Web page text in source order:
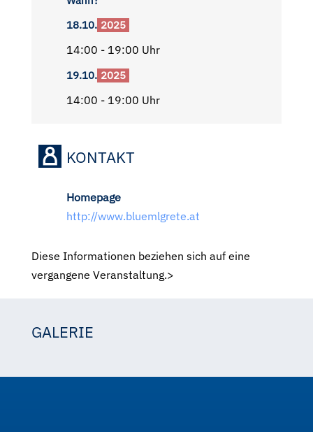
18.10. 2025
14:00 - 19:00 Uhr
19.10. 2025
14:00 - 19:00 Uhr
KONTAKT
Homepage
http://www.bluemlgrete.at
Diese Informationen beziehen sich auf eine
vergangene Veranstaltung.>
GALERIE